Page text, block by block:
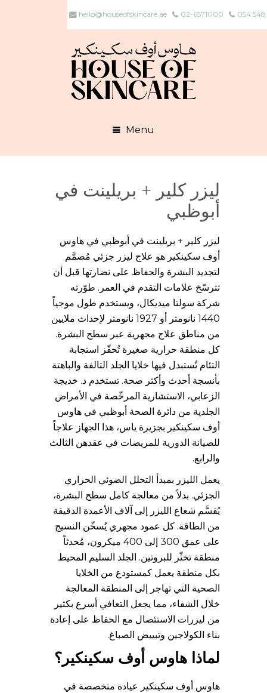
054
02-6571000
hello@houseofskincare.ae
Menu
ليزر كلير + بريلينت في
أبوظبي
ليزر كلير + بريلينت في أبوظبي في هاوس
أوف سكينكير هو علاج ليزر جزئي مُصمَّم
لتجديد البشرة والحفاظ على نضارتها قبل أن
تترسّخ علامات التقدم في العمر. طوّرته
شركة سولتا ميديكال، ويستخدم طول موجياً
1440 نانومتر أو 1927 نانومتر لإحداث ملايين
من مناطق علاج مجهرية عبر سطح البشرة.
كل منطقة حرارية صغيرة تُحفّز استجابة
التئام تُستبدل فيها خلايا الجلد التالفة والباهتة
بأنسجة أحدث وأكثر صحة. تستخدم د. خديجة
الزعابي، الاستشارية المرخّصة في الأمراض
الجلدية من دائرة الصحة أبوظبي في هاوس
أوف سكينكير بجزيرة ياس، هذا الجهاز علاجاً
للصيانة الدورية للمريضات في عقدهن الثالث
والرابع.
يعمل الليزر بمبدأ التحلل الضوئي الحراري
الجزئي. بدلاً من معالجة كامل سطح البشرة،
يُقسَّم شعاع الليزر إلى آلاف الأعمدة الدقيقة
من الطاقة. كل عمود مجهري يُسخّن النسيج
على عمق 300 إلى 400 ميكرون، مُحدثاً
منطقة تخثّر للبروتين. الجلد السليم المحيط
بكل منطقة يعمل كمستودع من الخلايا
الصحية التي تهاجر إلى المنطقة المعالجة
خلال الشفاء، مما يجعل التعافي أسرع بكثير
من ليزرات الاستئصال مع الحفاظ على إعادة
بناء الكولاجين وتبييض الصباغ.
لماذا هاوس أوف سكينكير؟
هاوس أوف سكينكير عيادة متخصصة في